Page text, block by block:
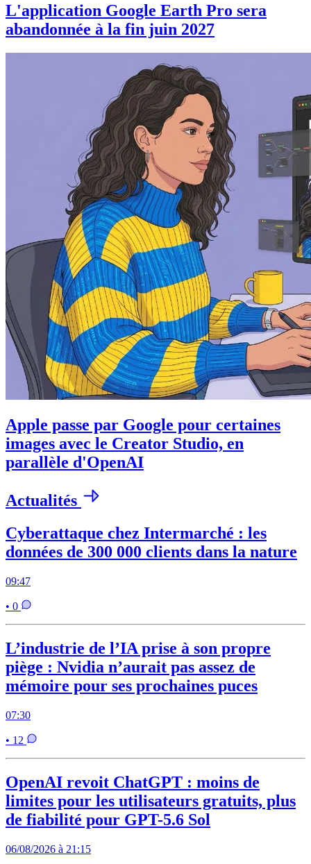
L'application Google Earth Pro sera
abandonnée à la fin juin 2027
Apple passe par Google pour certaines
images avec le Creator Studio, en
parallèle d'OpenAI
Actualités
Cyberattaque chez Intermarché : les
données de 300 000 clients dans la nature
09:47
• 0
L’industrie de l’IA prise à son propre
piège : Nvidia n’aurait pas assez de
mémoire pour ses prochaines puces
07:30
• 12
OpenAI revoit ChatGPT : moins de
limites pour les utilisateurs gratuits, plus
de fiabilité pour GPT-5.6 Sol
06/08/2026 à 21:15